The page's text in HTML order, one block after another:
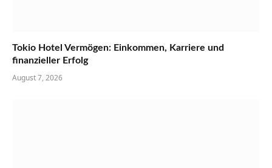
Tokio Hotel Vermögen: Einkommen, Karriere und
finanzieller Erfolg
August 7, 2026